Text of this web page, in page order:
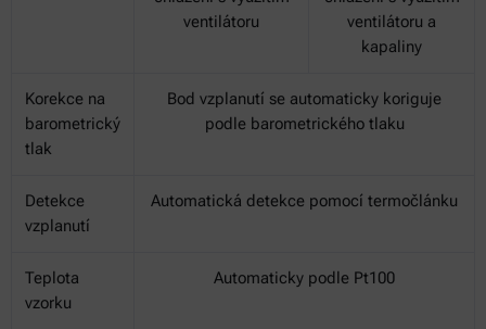
ventilátoru
ventilátoru a
kapaliny
Korekce na
barometrický
tlak
Bod vzplanutí se automaticky koriguje
podle barometrického tlaku
Detekce
vzplanutí
Automatická detekce pomocí termočlánku
Teplota
vzorku
Automaticky podle Pt100